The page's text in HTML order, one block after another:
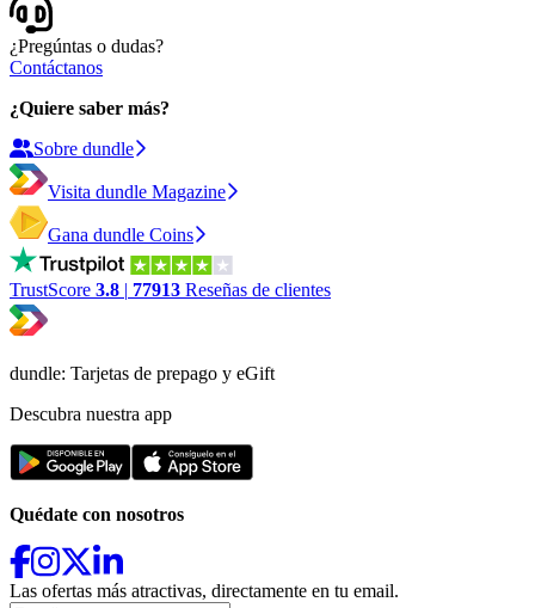
¿Pregúntas o dudas?
Contáctanos
¿Quiere saber más?
Sobre dundle
Visita dundle Magazine
Gana dundle Coins
TrustScore 3.8 | 77913 Reseñas de clientes
dundle: Tarjetas de prepago y eGift
Descubra nuestra app
Quédate con nosotros
Las ofertas más atractivas, directamente en tu email.